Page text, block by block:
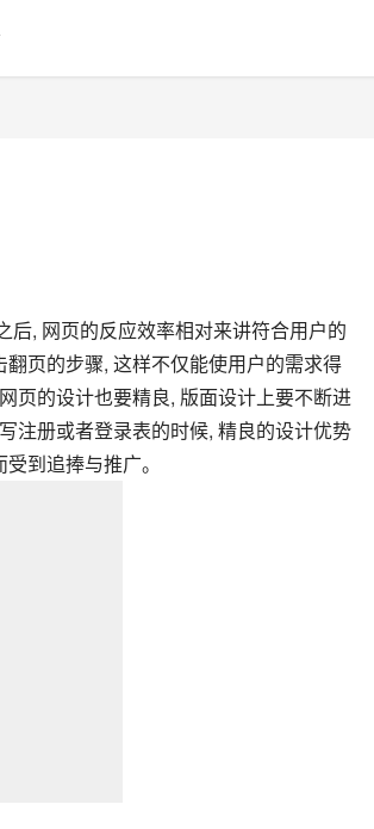
, 网页的反应效率相对来讲符合用户的
页的步骤, 这样不仅能使用户的需求得
页的设计也要精良, 版面设计上要不断进
注册或者登录表的时候, 精良的设计优势
到追捧与推广。